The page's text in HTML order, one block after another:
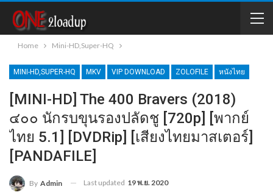
Home Mini-HD,Super-HQ
MINI-HD,SUPER-HQ MKV VIP DOWNLOAD ZOLOFILE หนังไทย
[MINI-HD] The 400 Bravers (2018)
๔๐๐ นักรบขุนรองปลัดชู [720p] [พากย์
ไทย 5.1] [DVDRip] [เสียงไทยมาสเตอร์]
[PANDAFILE]
By Admin Last updated 19 พ.ย. 2020